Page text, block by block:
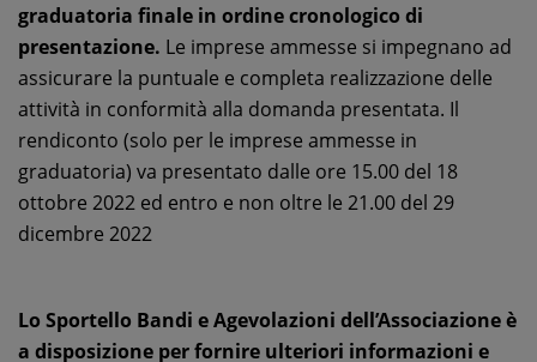
graduatoria finale in ordine cronologico di
presentazione. Le imprese ammesse si impegnano ad
assicurare la puntuale e completa realizzazione delle
attività in conformità alla domanda presentata. Il
rendiconto (solo per le imprese ammesse in
graduatoria) va presentato dalle ore 15.00 del 18
ottobre 2022 ed entro e non oltre le 21.00 del 29
dicembre 2022
Lo Sportello Bandi e Agevolazioni dell’Associazione è
a disposizione per fornire ulteriori informazioni e